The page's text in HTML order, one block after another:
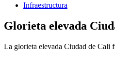
Infraestructura
Glorieta elevada
La glorieta elevada Ciudad de Cali